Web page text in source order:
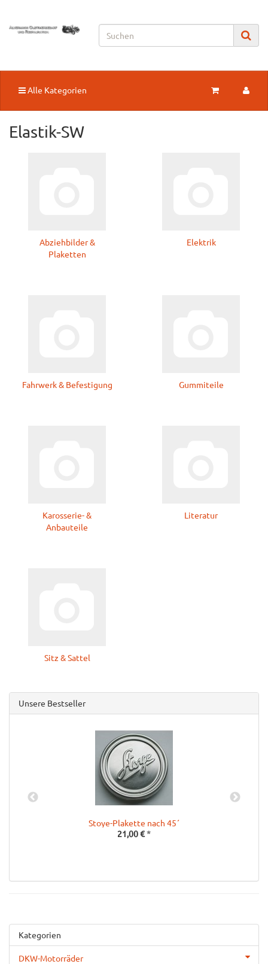
Alle Kategorien
Elastik-SW
Abziehbilder &
Plaketten
Elektrik
Fahrwerk & Befestigung Gummiteile
Karosserie- &
Anbauteile
Literatur
Sitz & Sattel
Unsere Bestseller
Stoye-Plakette nach 45´
21,00 €*
Kategorien
DKW-Motorräder